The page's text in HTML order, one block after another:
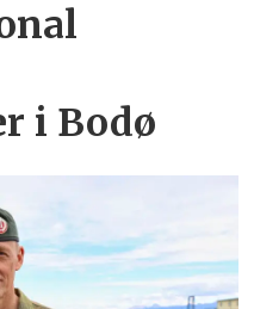
i Bodø